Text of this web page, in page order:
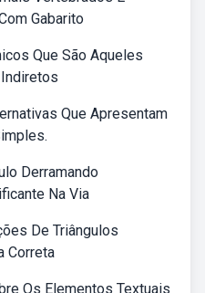
Gabarito
Que São Aqueles
Que Apresentam
Derramando
Na Via
De Triângulos
Correta
Os Elementos Textuais